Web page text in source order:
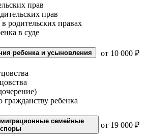
прав
прав
родительских правах
в суде
ребенка и усыновления от 10 000 ₽
гражданству ребенка
семейные
споры
от 19 000 ₽